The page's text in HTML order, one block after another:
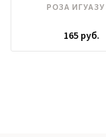
РОЗА ИГУАЗУ
165 руб.